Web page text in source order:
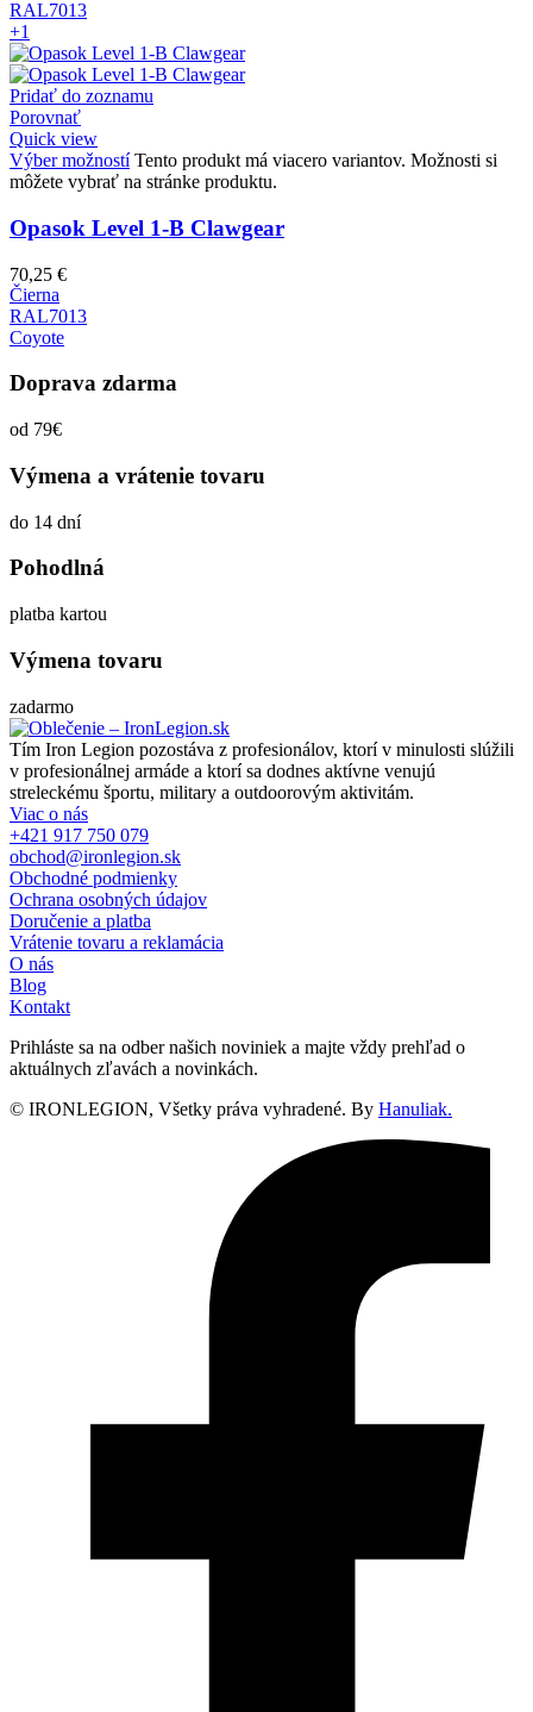
RAL7013
+1
Pridať do zoznamu
Porovnať
Quick view
Výber možností Tento produkt má viacero variantov. Možnosti si
môžete vybrať na stránke produktu.
Opasok Level 1-B Clawgear
70,25 €
Čierna
RAL7013
Coyote
Doprava zdarma
od 79€
Výmena a vrátenie tovaru
do 14 dní
Pohodlná
platba kartou
Výmena tovaru
zadarmo
Tím Iron Legion pozostáva z profesionálov, ktorí v minulosti slúžili
v profesionálnej armáde a ktorí sa dodnes aktívne venujú
streleckému športu, military a outdoorovým aktivitám.
Viac o nás
+421 917 750 079
obchod@ironlegion.sk
Obchodné podmienky
Ochrana osobných údajov
Doručenie a platba
Vrátenie tovaru a reklamácia
O nás
Blog
Kontakt
Prihláste sa na odber našich noviniek a majte vždy prehľad o
aktuálnych zľavách a novinkách.
© IRONLEGION, Všetky práva vyhradené. By Hanuliak.